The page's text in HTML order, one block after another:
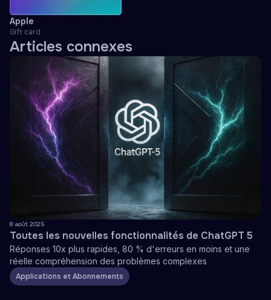
Apple
Gift card
Articles connexes
8 août 2025
Toutes les nouvelles fonctionnalités de ChatGPT 5
Réponses 10x plus rapides, 80 % d'erreurs en moins et une
réelle compréhension des problèmes complexes
Applications et Abonnements